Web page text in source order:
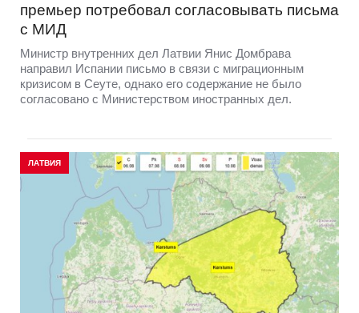
премьер потребовал согласовывать письма
с МИД
Министр внутренних дел Латвии Янис Домбрава
направил Испании письмо в связи с миграционным
кризисом в Сеуте, однако его содержание не было
согласовано с Министерством иностранных дел.
ЛАТВИЯ